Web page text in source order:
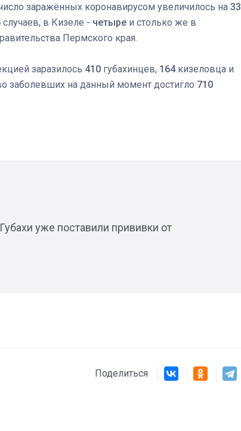
заражённых коронавирусом увеличилось на 33
случаев, в Кизеле - четыре и столько же в
Пермского края.
заразилось 410 губахинцев, 164 кизеловца и
заболевших на данный момент достигло 710
уже поставили прививки от
Поделиться
03 4 октября 2025